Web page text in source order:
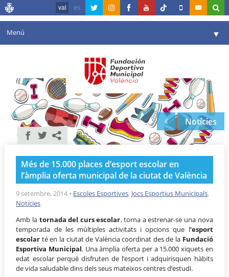
val es
Menú ▼
Agenda
Instal·lacions ▼
Comunicació ▼
València en esport
Portal de Transparència
Reserves
Notícies
Més de 15.000 places d’esport escolar en
l’àmplia oferta municipal de la ciutat de València
9 setembre, 2014 • Escoles Esportives, Jocs Esportius Municipals,
Notícies
Amb la tornada del curs escolar, torna a estrenar-se una nova
temporada de les múltiples activitats i opcions que l‘esport
escolar té en la ciutat de València coordinat des de la Fundació
Esportiva Municipal. Una àmplia oferta per a 15.000 xiquets en
edat escolar perquè disfruten de l’esport i adquirisquen hàbits
de vida saludable dins dels seus mateixos centres d’estudi.